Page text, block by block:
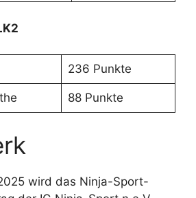
236 Punkte
88 Punkte
wird das Ninja-Sport-